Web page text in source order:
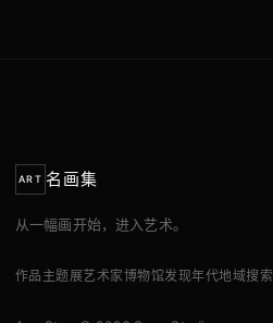
ART 名画集
从一幅画开始，进入艺术。
作品 主题展艺术家博物馆发现年代地域搜索